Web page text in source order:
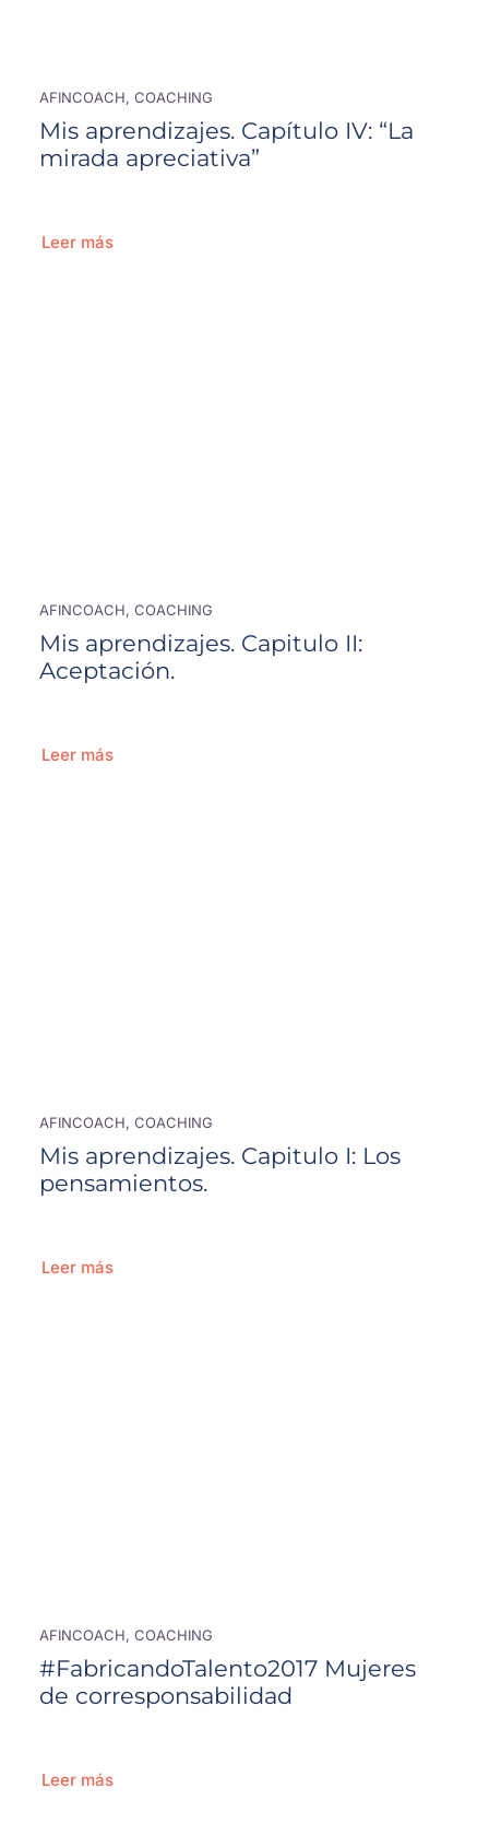
AFINCOACH, COACHING
Mis aprendizajes. Capítulo IV: “La
mirada apreciativa”
Leer más
AFINCOACH, COACHING
Mis aprendizajes. Capitulo II:
Aceptación.
Leer más
AFINCOACH, COACHING
Mis aprendizajes. Capitulo I: Los
pensamientos.
Leer más
AFINCOACH, COACHING
#FabricandoTalento2017 Mujeres
de corresponsabilidad
Leer más